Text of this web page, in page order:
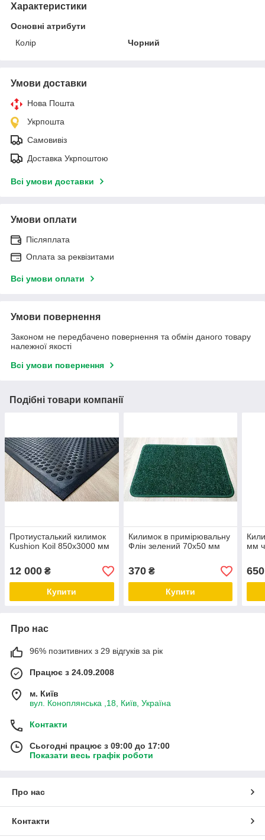
Характеристики
Основні атрибути
Колір
Чорний
Умови доставки
Нова Пошта
Укрпошта
Самовивіз
Доставка Укрпоштою
Всі умови доставки
Умови оплати
Післяплата
Оплата за реквізитами
Всі умови оплати
Умови повернення
Законом не передбачено повернення та обмін даного товару
належної якості
Всі умови повернення
Подібні товари компанії
Протиусталький килимок
Kushion Koil 850х3000 мм
12 000 ₴
Купити
Килимок в примірювальну
Флін зелений 70х50 мм
370₴
Купити
мм
650
Про нас
96% позитивних з 29 відгуків за рік
Працює з 24.09.2008
м. Київ
вул. Коноплянська ,18, Київ, Україна
Контакти
Сьогодні працює з 09:00 до 17:00
Показати весь графік роботи
Про нас
Контакти